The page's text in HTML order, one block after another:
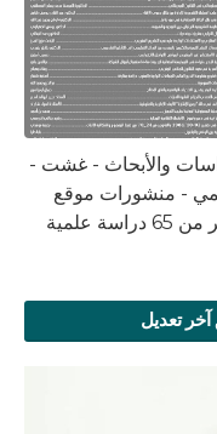
والأبحاث - غشت -
- منشورات موقع
علمية
تعديل